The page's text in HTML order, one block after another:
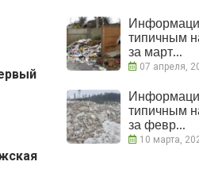
типичным
за март...
07 апреля,
типичным
за февр...
10 марта,